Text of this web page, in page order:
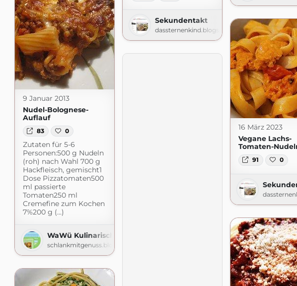
Sekundentakt
dassternenkind.blogspot.com
9 Januar 2013
Nudel-Bolognese-
Auflauf
83 0
Zutaten für 5-6
Personen:500 g Nudeln
(roh) nach Wahl 700 g
Hackfleisch, gemischt1
Dose Pizzatomaten500
ml passierte
Tomaten250 ml
Cremefine zum Kochen
7%200 g (...)
WaWü Kulinarische Quälereien
schlankmitgenuss.blogspot.com
16 März 2023
Vegane Lachs-
Tomaten-
91 0